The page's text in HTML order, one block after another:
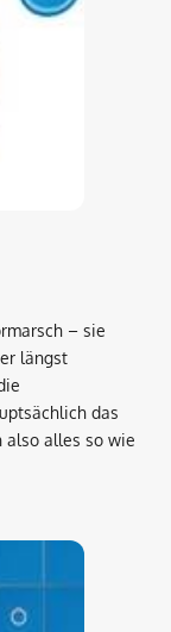
– sie
längst
das
also alles so wie